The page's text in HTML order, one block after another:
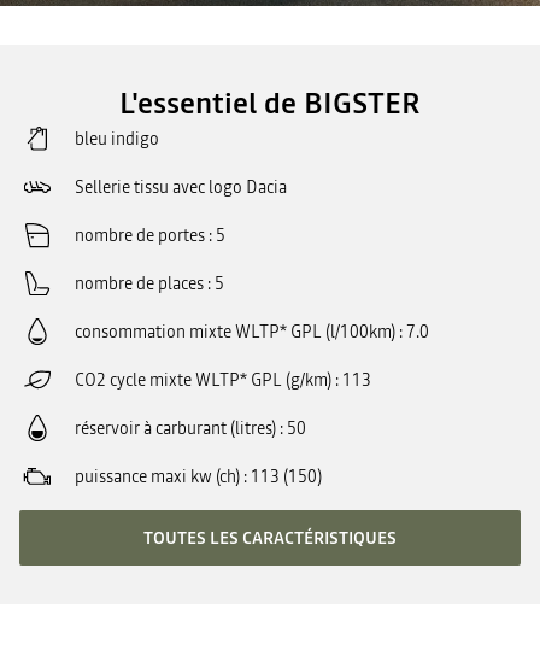
L'essentiel de BIGSTER
bleu indigo
Sellerie tissu avec logo Dacia
nombre de portes 5
nombre de places 5
consommation mixte WLTP* GPL (l/100km) 7.0
CO2 cycle mixte WLTP* GPL (g/km) 113
réservoir à carburant (litres) 50
puissance maxi kw (ch) 113 (150)
TOUTES LES CARACTÉRISTIQUES